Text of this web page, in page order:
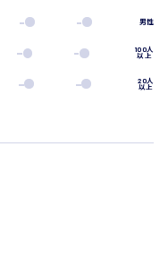
男性
100人
以上
20人
以上